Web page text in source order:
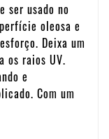
ser usado no
oleosa e
Deixa um
os raios UV.
e
Com um